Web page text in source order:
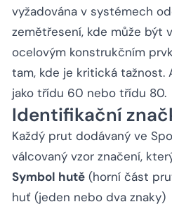
vyžadována v systémech
zemětřesení, kde může být
ocelovým konstrukčním
tam, kde je kritická tažnost.
jako třídu 60 nebo třídu 80.
Identifikační
Každý prut dodávaný ve
válcovaný vzor značení,
Symbol hutě (horní část
huť (jeden nebo dva znaky)